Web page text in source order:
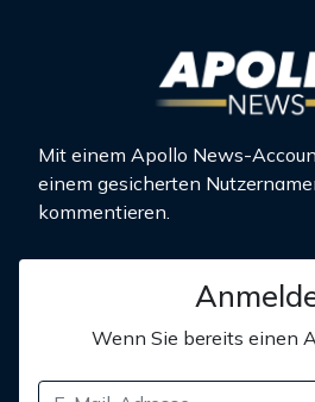
Mit einem Apollo News-
einem gesicherten
kommentieren.
Wenn Sie bereits einen